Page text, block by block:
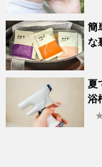
簡
な
夏
浴